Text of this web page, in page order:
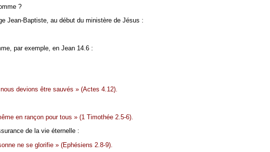
?
Jean-Baptiste, au début du ministère de Jésus :
par exemple, en Jean 14.6 :
devions être sauvés » (Actes 4.12).
en rançon pour tous » (1 Timothée 2.5-6).
de la vie éternelle :
ne se glorifie » (Ephésiens 2.8-9).